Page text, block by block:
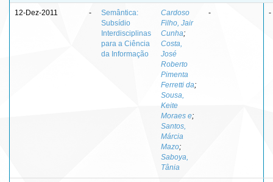
12-Dez-2011 -
Semântica:
Subsídio
Interdisciplinas
para a Ciência
da Informação
Cardoso
Filho, Jair
Cunha;
Costa,
José
Roberto
Pimenta
Ferretti da;
Sousa,
Keite
Moraes e;
Santos,
Márcia
Mazo;
Saboya,
Tânia
- -